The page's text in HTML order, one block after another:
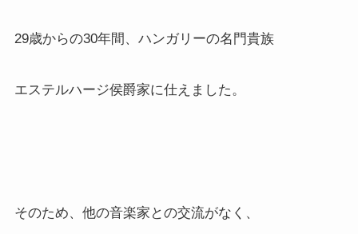
29歳からの30年間、ハンガリーの名門貴族
エステルハージ侯爵家に仕えました。
そのため、他の音楽家との交流がなく、